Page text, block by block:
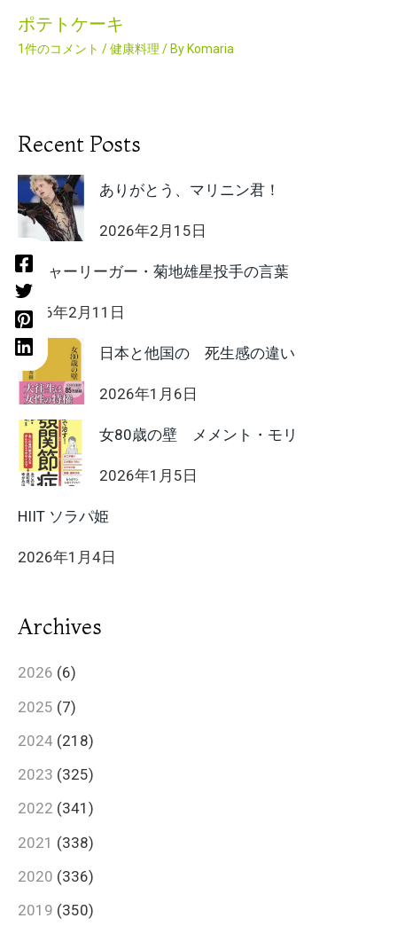
ポテトケーキ
1件のコメント /健康料理 / By Komaria
Recent Posts
ありがとう、マリニン君！
2026年2月15日
メジャーリーガー・菊地雄星投手の言葉
2026年2月11日
日本と他国の 死生感の違い
2026年1月6日
女80歳の壁 メメント・モリ
2026年1月5日
HIIT ソラパ姫
2026年1月4日
Archives
2026 (6)
2025 (7)
2024 (218)
2023 (325)
2022 (341)
2021 (338)
2020 (336)
2019 (350)